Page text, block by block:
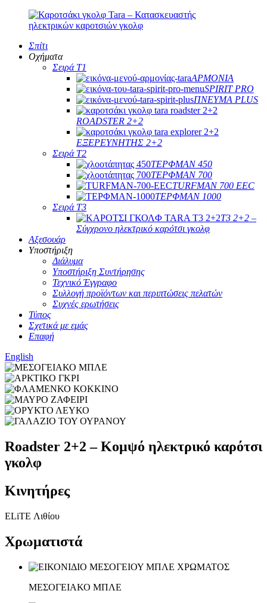
Σπίτι
Οχήματα
Σειρά T1
ΑΡΜΟΝΙΑ
SPIRIT PRO
ΠΝΕΥΜΑ PLUS
ROADSTER 2+2
ΕΞΕΡΕΥΝΗΤΗΣ 2+2
Σειρά T2
ΤΕΡΦΜΑΝ 450
ΤΕΡΦΜΑΝ 700
TURFMAN 700 EEC
ΤΕΡΦΜΑΝ 1000
Σειρά T3
T3 2+2 –
Σύγχρονο ηλεκτρικό καρότσι γκολφ
Αξεσουάρ
Υποστήριξη
Διάλυμα
Υποστήριξη Συντήρησης
Τεχνικό Έγγραφο
Συλλογή προϊόντων και περιπτώσεις πελατών
Συχνές ερωτήσεις
Τύπος
Σχετικά με εμάς
Επαφή
English
Roadster 2+2 – Κομψό ηλεκτρικό καρότσι
γκολφ
Κινητήρες
ELiTE Λιθίου
Χρωματιστά
ΜΕΣΟΓΕΙΑΚΟ ΜΠΛΕ